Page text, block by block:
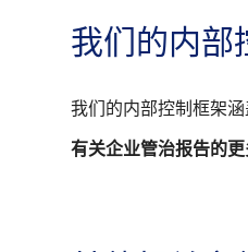
我们的内部
我们的内部控制框架
有关企业管治报告的